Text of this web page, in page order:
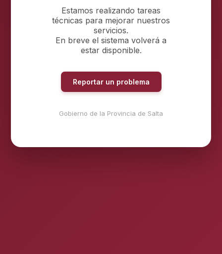
Estamos realizando tareas
técnicas para mejorar nuestros
servicios.
En breve el sistema volverá a
estar disponible.
Reportar un problema
Gobierno de la Provincia de Salta